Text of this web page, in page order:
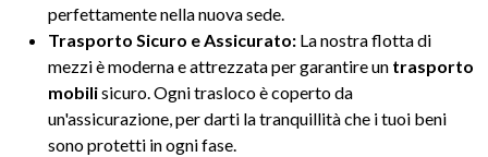
perfettamente nella nuova sede.
Trasporto Sicuro e Assicurato: La nostra flotta di
mezzi è moderna e attrezzata per garantire un trasporto
mobilisicuro. Ogni trasloco è coperto da
un'assicurazione, per darti la tranquillità che i tuoi beni
sono protetti in ogni fase.